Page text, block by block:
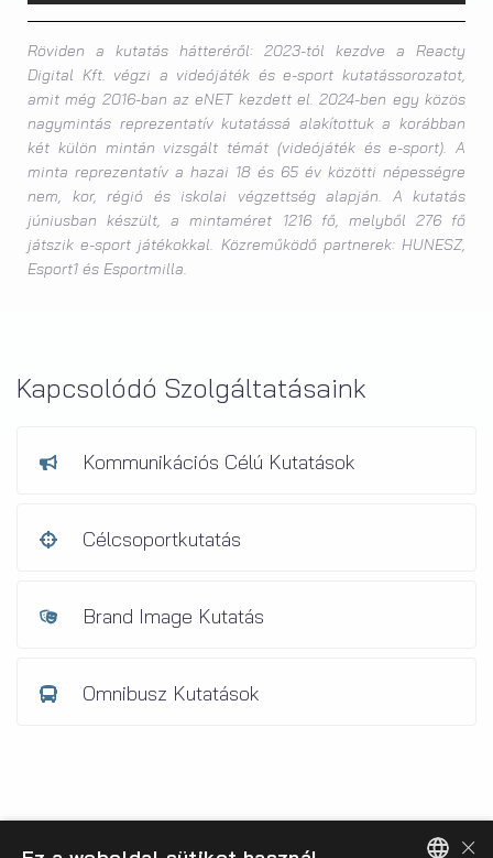
Röviden a kutatás hátteréről: 2023-tól kezdve a Reacty
Digital Kft. végzi a videójáték és e-sport kutatássorozatot,
amit még 2016-ban az eNET kezdett el. 2024-ben egy közös
nagymintás reprezentatív kutatássá alakítottuk a korábban
két külön mintán vizsgált témát (videójáték és e-sport). A
minta reprezentatív a hazai 18 és 65 év közötti népességre
nem, kor, régió és iskolai végzettség alapján. A kutatás
júniusban készült, a mintaméret 1216 fő, melyből 276 fő
játszik e-sport játékokkal. Közreműködő partnerek: HUNESZ,
Esport1 és Esportmilla.
Kapcsolódó Szolgáltatásaink
Kommunikációs Célú Kutatások
Célcsoportkutatás
Brand Image Kutatás
Omnibusz Kutatások
×